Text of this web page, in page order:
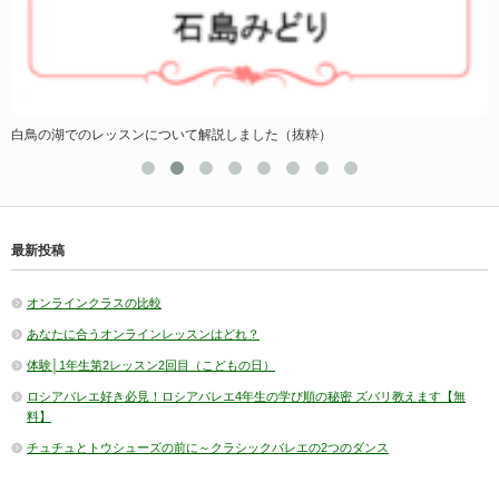
て解説しました（抜粋） 生ピアノで古の名曲をバック
最新投稿
オンラインクラスの比較
あなたに合うオンラインレッスンはどれ？
体験│1年生第2レッスン2回目（こどもの日）
ロシアバレエ好き必見！ロシアバレエ4年生の学び順の秘密 ズバリ教えます【無
料】
チュチュとトウシューズの前に～クラシックバレエの2つのダンス